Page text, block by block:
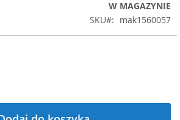
W MAGAZYNIE
SKU
mak1560057